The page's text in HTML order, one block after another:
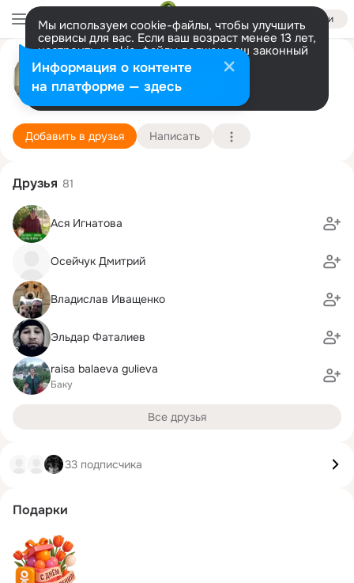
Войти
Мы используем cookie-файлы, чтобы улучшить
сервисы для вас. Если ваш возраст менее 13 лет,
настроить cookie-файлы должен ваш законный
представитель. Больше информации
Разрешить все Настроить
Елена Толокнова
Великий Новгород
18 школа
Подробнее
Добавить в друзья Написать
Друзья 81
Ася Игнатова
Осейчук Дмитрий
Владислав Иващенко
Эльдар Фаталиев
raisa balaeva gulieva
Баку
Все друзья
33 подписчика
Подарки
Информация о контенте
на платформе — здесь